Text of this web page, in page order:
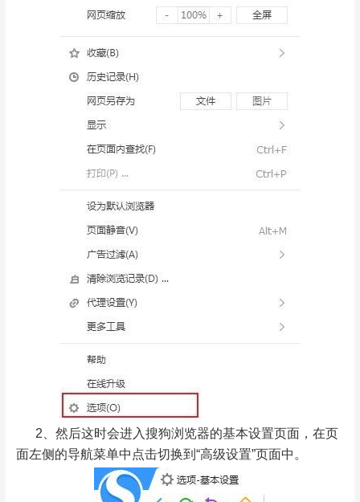
2、然后这时会进入搜狗浏览器的基本设置页面，在页
面左侧的导航菜单中点击切换到“高级设置”页面中。